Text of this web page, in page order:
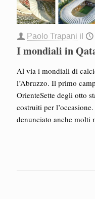
Paolo Trapani il
I mondiali in
Al via i mondiali di
l’Abruzzo. Il primo
OrienteSette degli otto
costruiti per
denunciato anche molti